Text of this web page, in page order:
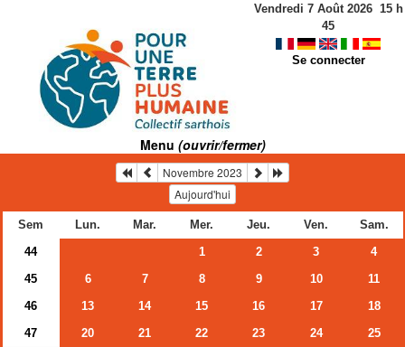
Vendredi 7 Août 2026 15h
45
Se connecter
Menu (ouvrir/fermer)
Novembre 2023
Aujourd'hui
Sem Lun. Mar. Mer. Jeu. Ven.
Sam.
44
1 2 3
4
45
6 7 8 9 10
11
46
13 14 15 16 17
18
47
20 21 22 23 24
25